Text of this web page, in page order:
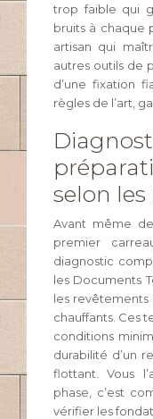
trop faible qui
bruits à chaque
artisan qui
autres outils de
d’une fixation
règles de l’art,
selon les
Avant même
premier
diagnostic
les Documents
les revêtements
chauffants. Ces
conditions
durabilité d’un
flottant. Vous
phase, c’est
vérifier les